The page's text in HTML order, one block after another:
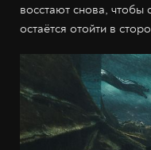
восстают снова, чтобы
остаётся отойти в